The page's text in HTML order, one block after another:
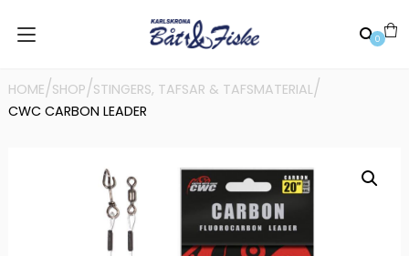
0
HOME/SHOP/STINGERS, TAFSAR & TAFSMATERIAL/
CWC CARBON LEADER